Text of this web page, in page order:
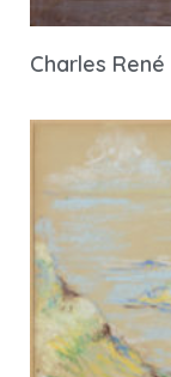
Charles